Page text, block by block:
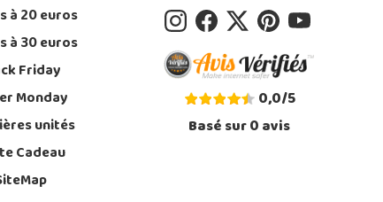
à 20 euros
à 30 euros
Friday
Monday
unités
Cadeau
0,0/5
Basé sur0avis